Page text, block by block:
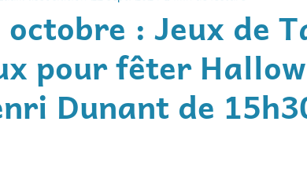
octobre : Jeux de
pour fêter
Dunant de